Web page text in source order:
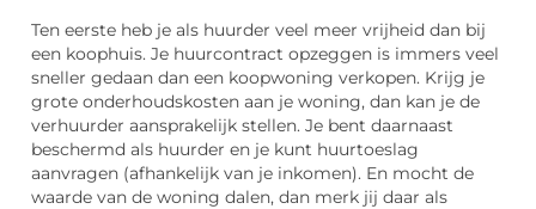
Ten eerste heb je als huurder veel meer vrijheid dan bij
een koophuis. Je huurcontract opzeggen is immers veel
sneller gedaan dan een koopwoning verkopen. Krijg je
grote onderhoudskosten aan je woning, dan kan je de
verhuurder aansprakelijk stellen. Je bent daarnaast
beschermd als huurder en je kunt huurtoeslag
aanvragen (afhankelijk van je inkomen). En mocht de
waarde van de woning dalen, dan merk jij daar als